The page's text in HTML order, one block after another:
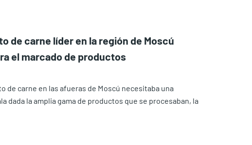
de carne líder en la región de Moscú
el marcado de productos
de carne en las afueras de Moscú necesitaba una
dada la amplia gama de productos que se procesaban, la